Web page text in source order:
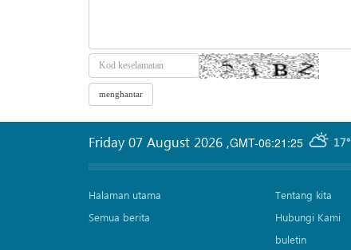
GMT-06:21:25 17°
Friday 07 August 2026 ,
Halaman utama
Semua berita
Tentang kita
Hubungi Kami
buletin